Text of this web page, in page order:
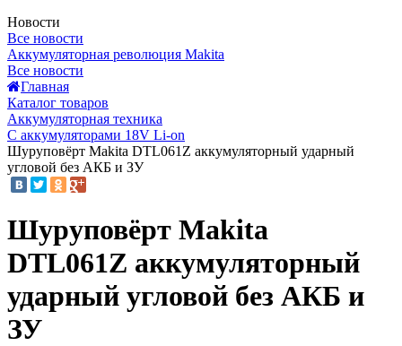
Новости
Все новости
Аккумуляторная революция Makita
Все новости
Главная
Каталог товаров
Аккумуляторная техника
С аккумуляторами 18V Li-on
Шуруповёрт Makita DTL061Z аккумуляторный ударный
угловой без АКБ и ЗУ
Шуруповёрт Makita
DTL061Z аккумуляторный
ударный угловой без АКБ и
ЗУ